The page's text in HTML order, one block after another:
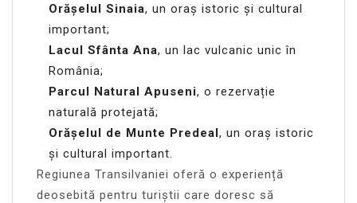
Orășelul Sinaia, un oraș istoric și cultural
important;
Lacul Sfânta Ana, un lac vulcanic unic în
România;
Parcul Natural Apuseni, o rezervație
naturală protejată;
Orășelul de Munte Predeal, un oraș istoric
și cultural important.
Regiunea Transilvaniei oferă o experiență
deosebită pentru turiștii care doresc să